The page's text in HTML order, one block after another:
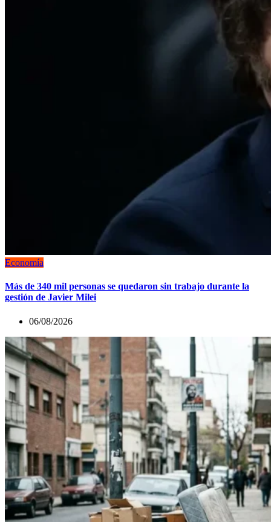
Economía
Más de 340 mil personas se quedaron sin trabajo durante la
gestión de Javier Milei
06/08/2026